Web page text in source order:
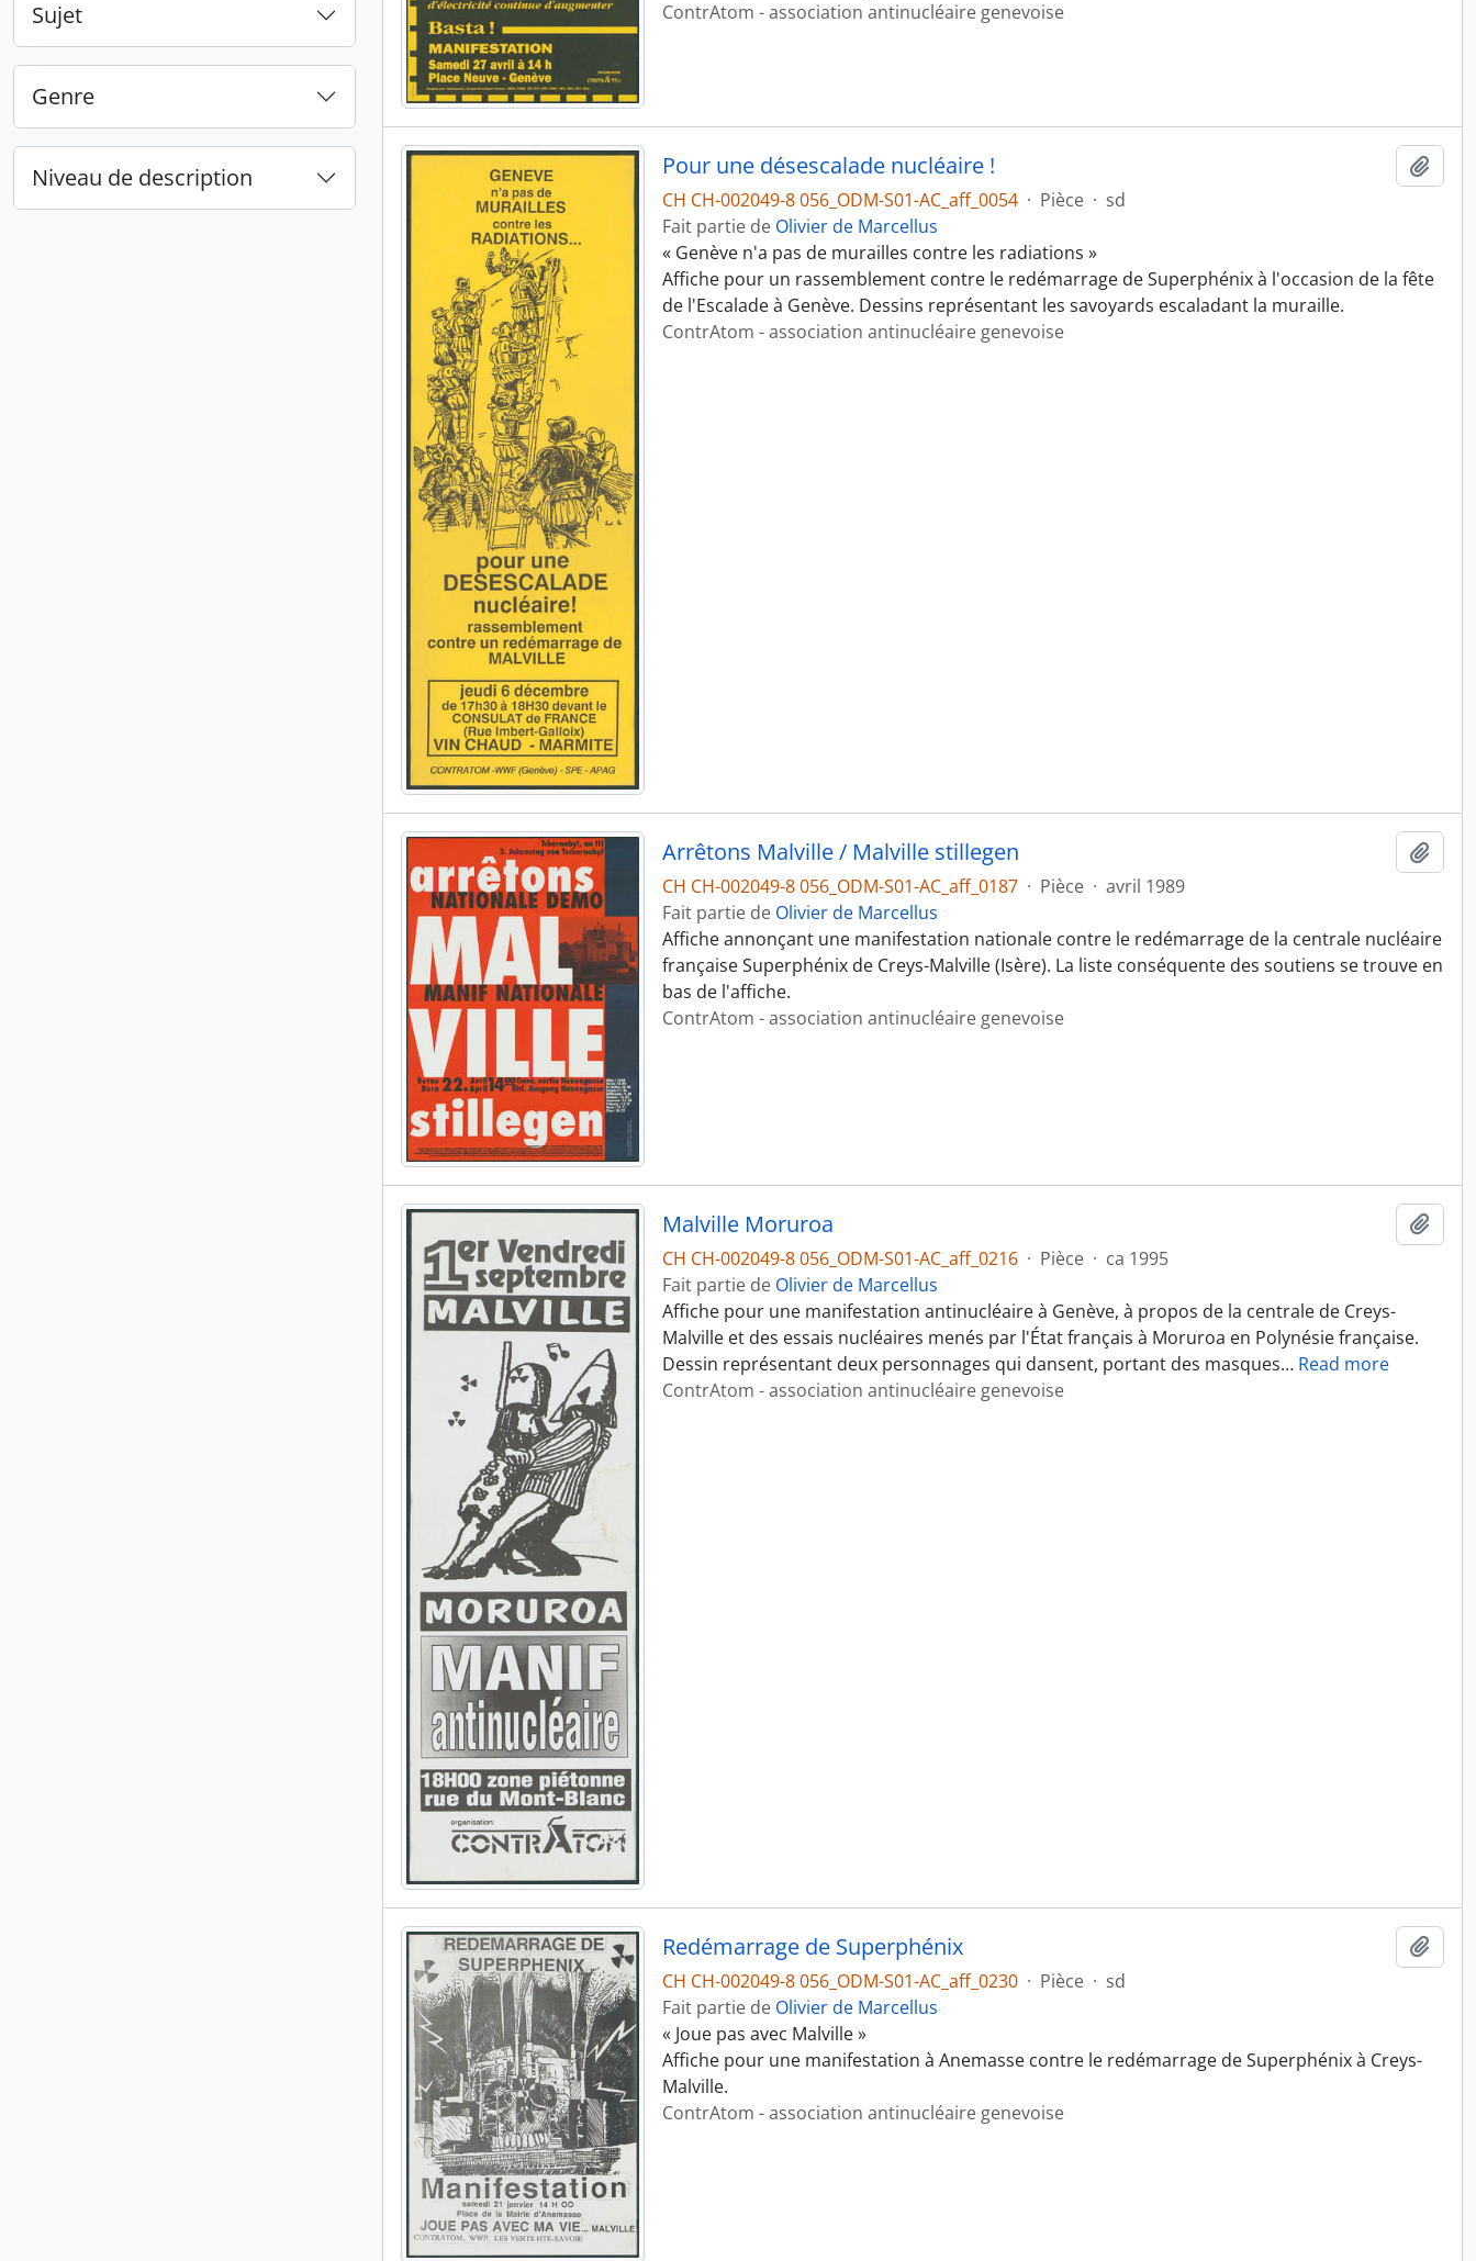
Sujet
Genre
Niveau de description
ContrAtom - association antinucléaire genevoise
Pour une désescalade nucléaire !
CH CH-002049-8 056_ODM-S01-AC_aff_0054 · Pièce · sd
Fait partie de Olivier de Marcellus
« Genève n'a pas de murailles contre les radiations »
Affiche pour un rassemblement contre le redémarrage de Superphénix à l'occasion de la fête
de l'Escalade à Genève. Dessins représentant les savoyards escaladant la muraille.
ContrAtom - association antinucléaire genevoise
Arrêtons Malville / Malville stillegen
CH CH-002049-8 056_ODM-S01-AC_aff_0187 · Pièce · avril 1989
Fait partie de Olivier de Marcellus
Affiche annonçant une manifestation nationale contre le redémarrage de la centrale nucléaire
française Superphénix de Creys-Malville (Isère). La liste conséquente des soutiens se trouve en
bas de l'affiche.
ContrAtom - association antinucléaire genevoise
Malville Moruroa
CH CH-002049-8 056_ODM-S01-AC_aff_0216 · Pièce · ca 1995
Fait partie de Olivier de Marcellus
Affiche pour une manifestation antinucléaire à Genève, à propos de la centrale de Creys-
Malville et des essais nucléaires menés par l'État français à Moruroa en Polynésie française.
Dessin représentant deux personnages qui dansent, portant des masques… Read more
ContrAtom - association antinucléaire genevoise
Redémarrage de Superphénix
CH CH-002049-8 056_ODM-S01-AC_aff_0230 · Pièce · sd
Fait partie de Olivier de Marcellus
« Joue pas avec Malville »
Affiche pour une manifestation à Anemasse contre le redémarrage de Superphénix à Creys-
Malville.
ContrAtom - association antinucléaire genevoise